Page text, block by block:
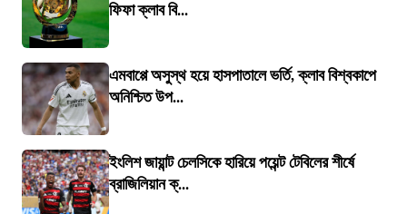
ফিফা ক্লাব বি...
এমবাপ্পে অসুস্থ হয়ে হাসপাতালে ভর্তি, ক্লাব বিশ্বকাপে
অনিশ্চিত উপ...
ইংলিশ জায়ান্ট চেলসিকে হারিয়ে পয়েন্ট টেবিলের শীর্ষে
ব্রাজিলিয়ান ক্...